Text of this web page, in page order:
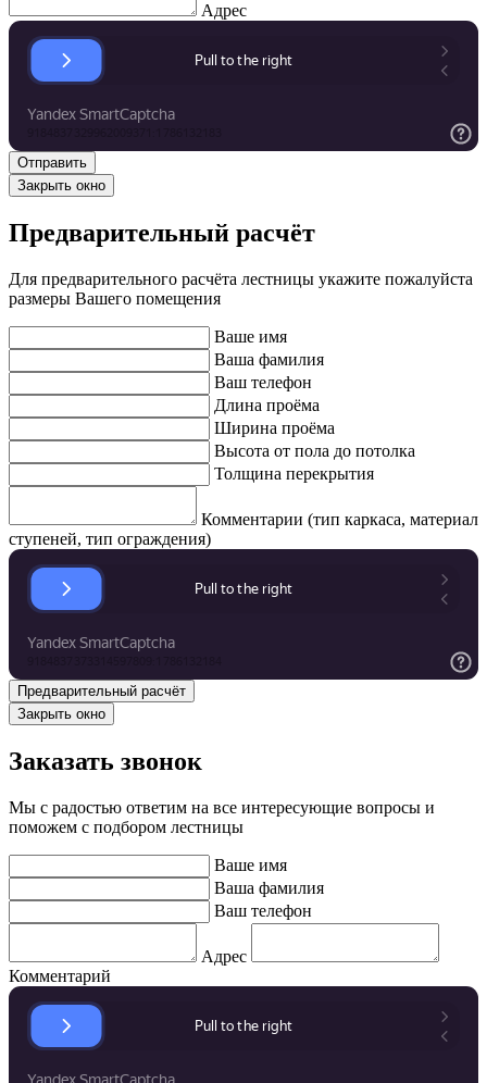
Адрес
Закрыть окно
Предварительный расчёт
Для предварительного расчёта лестницы укажите пожалуйста
размеры Вашего помещения
Ваше имя
Ваша фамилия
Ваш телефон
Длина проёма
Ширина проёма
Высота от пола до потолка
Толщина перекрытия
Комментарии (тип каркаса, материал
ступеней, тип ограждения)
Закрыть окно
Заказать звонок
Мы с радостью ответим на все интересующие вопросы и
поможем с подбором лестницы
Ваше имя
Ваша фамилия
Ваш телефон
Адрес
Комментарий